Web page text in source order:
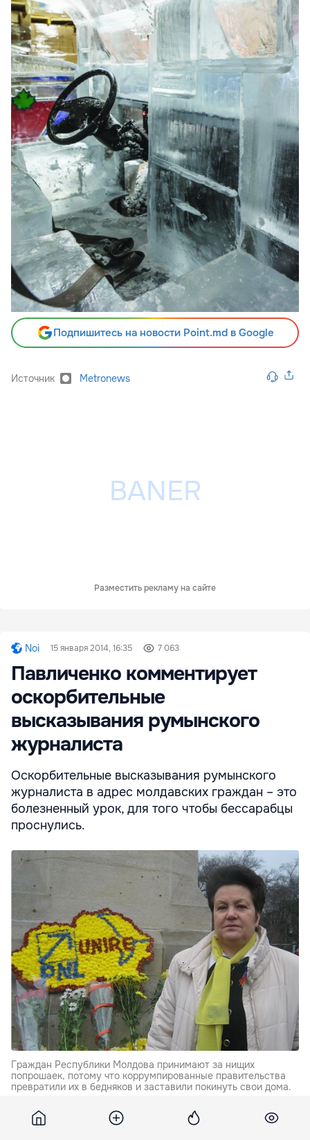
Подпишитесь на новости Point.md в Google
Источник Metronews
Разместить рекламу на сайте
Noi 15 января 2014, 16:35 7 063
Павличенко комментирует
оскорбительные
высказывания румынского
журналиста
Оскорбительные высказывания румынского
журналиста в адрес молдавских граждан – это
болезненный урок, для того чтобы бессарабцы
проснулись.
Граждан Республики Молдова принимают за нищих
попрошаек, потому что коррумпированные правительства
превратили их в бедняков и заставили покинуть свои дома.
Заявления румынского журналиста Павличенко